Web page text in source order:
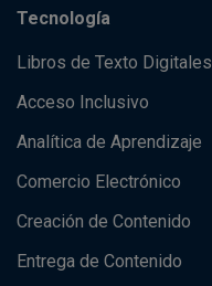
Tecnología
Libros de Texto Digitales
Acceso Inclusivo
Analítica de Aprendizaje
Comercio Electrónico
Creación de Contenido
Entrega de Contenido